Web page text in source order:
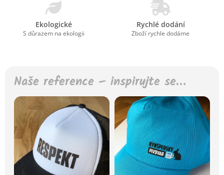
Ekologické
S důrazem na ekologii
Rychlé dodání
Zboží rychle dodáme
Naše reference – inspirujte se…